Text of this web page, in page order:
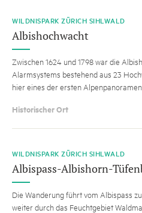
WILDNISPARK ZÜRICH SIHLWALD
Albishochwacht
Zwischen 1624 und 1798 war die
Alarmsystems bestehend aus 23
hier eines der ersten
Historischer Ort
WILDNISPARK ZÜRICH SIHLWALD
Albispass-Albishorn-
Die Wanderung führt vom Albispass
weiter durch das Feuchtgebiet